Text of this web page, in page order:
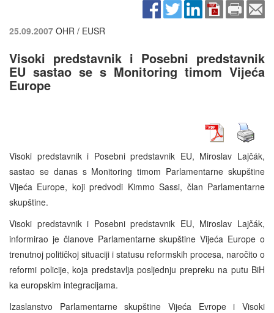
25.09.2007 OHR / EUSR
Visoki predstavnik i Posebni predstavnik
EU sastao se s Monitoring timom Vijeća
Europe
Visoki predstavnik i Posebni predstavnik EU, Miroslav Lajčák,
sastao se danas s Monitoring timom Parlamentarne skupštine
Vijeća Europe, koji predvodi Kimmo Sassi, član Parlamentarne
skupštine.
Visoki predstavnik i Posebni predstavnik EU, Miroslav Lajčák,
informirao je članove Parlamentarne skupštine Vijeća Europe o
trenutnoj političkoj situaciji i statusu reformskih procesa, naročito o
reformi policije, koja predstavlja posljednju prepreku na putu BiH
ka europskim integracijama.
Izaslanstvo Parlamentarne skupštine Vijeća Evrope i Visoki